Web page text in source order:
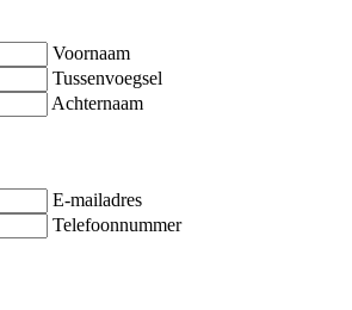
Voornaam
Tussenvoegsel
Achternaam
E-mailadres
Telefoonnummer